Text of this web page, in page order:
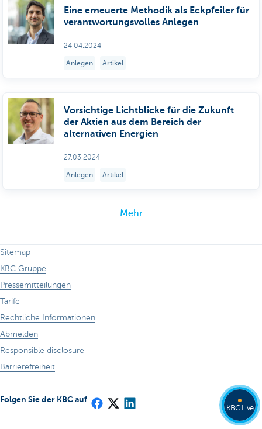
Eine erneuerte Methodik als Eckpfeiler für
verantwortungsvolles Anlegen
24.04.2024
Anlegen Artikel
Vorsichtige Lichtblicke für die Zukunft
der Aktien aus dem Bereich der
alternativen Energien
27.03.2024
Anlegen Artikel
Mehr
Sitemap
KBC Gruppe
Pressemitteilungen
Tarife
Rechtliche Informationen
Abmelden
Responsible disclosure
Barrierefreiheit
Folgen Sie der KBC auf
KBC Live